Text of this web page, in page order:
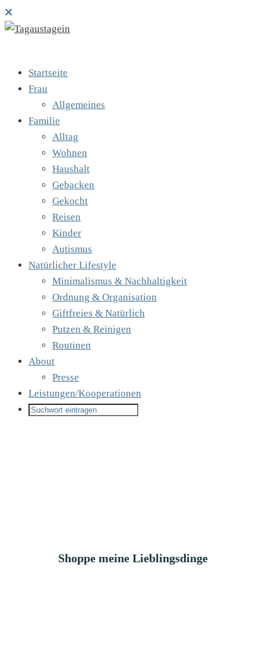
Startseite
Frau
Allgemeines
Familie
Alltag
Wohnen
Haushalt
Gebacken
Gekocht
Reisen
Kinder
Autismus
Natürlicher Lifestyle
Minimalismus & Nachhaltigkeit
Ordnung & Organisation
Giftfreies & Natürlich
Putzen & Reinigen
Routinen
About
Presse
Leistungen/Kooperationen
Shoppe meine Lieblingsdinge